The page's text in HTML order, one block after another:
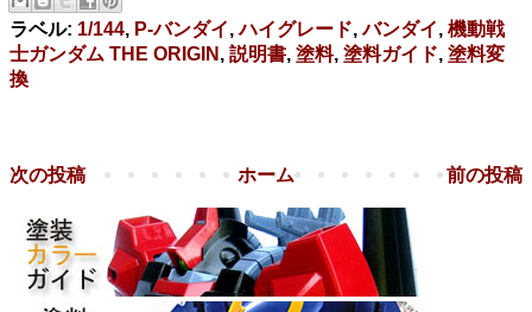
ラベル: 1/144, P-バンダイ,ハイグレード,バンダイ, 機動戦
士ガンダム THE ORIGIN , 説明書, 塗料, 塗料ガイド, 塗料変
換
次の投稿 前の投稿
ホーム